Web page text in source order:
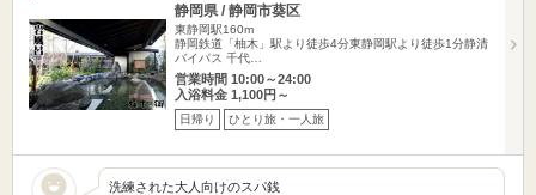
静岡県 / 静岡市葵区
東静岡駅160m
静岡鉄道「柚木」駅より徒歩4分東静岡駅より徒歩1分静清
バイパス 千代…
営業時間 10:00～24:00
入浴料金 1,100円～
日帰り ひとり旅・一人旅
洗練された大人向けのスパ銭